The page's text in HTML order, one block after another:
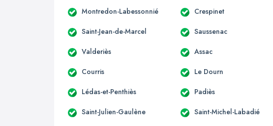
Montredon-Labessonnié Crespinet
Saint-Jean-de-Marcel Saussenac
Valderiès Assac
Courris Le Dourn
Lédas-et-Penthiès Padiès
Saint-Julien-Gaulène Saint-Michel-Labadié